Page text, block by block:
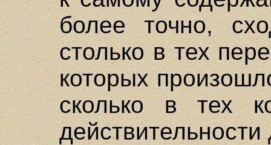
более точно,
столько в тех
которых
сколько в тех